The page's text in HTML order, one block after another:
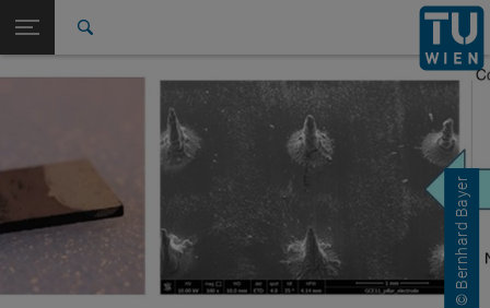
TU Login
Studium
International
Karriere
Zur 1. Menü Ebene
Forschung
Zurück: Subseiten von Forschungsprojekte auflisten
Forschungsprojekte
Forschungsprojekt 4 © Bernhard Bayer